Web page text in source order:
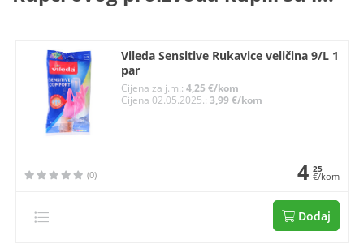
Vileda Sensitive Rukavice veličina 9/L 1
par
Cijena za j.m.:4,25 €/kom
Cijena 02.05.2025.:3,99 €/kom
(0) 4 25
€/kom
Dodaj